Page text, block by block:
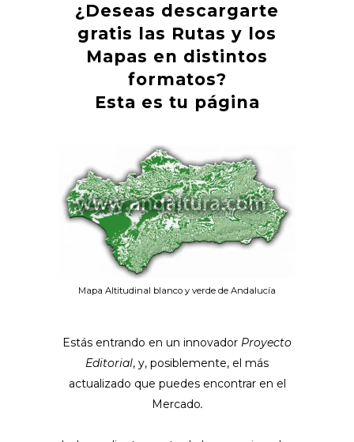
¿Deseas descargarte
gratis las Rutas y los
Mapas en distintos
formatos?
Esta es tu página
Mapa Altitudinal blanco y verde de Andalucía
Estás entrando en un innovador Proyecto
Editorial, y, posiblemente, el más
actualizado que puedes encontrar en el
Mercado.